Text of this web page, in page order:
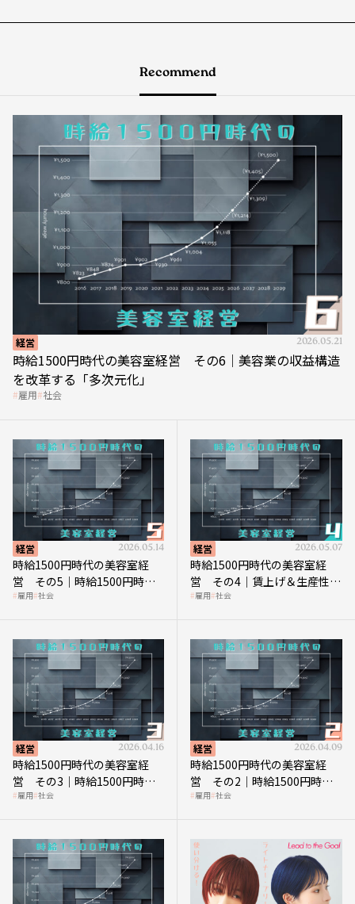
Recommend
経営 2026.05.21
時給1500円時代の美容室経営 その6｜美容業の収益構造
を改革する「多次元化」
雇用 社会
経営 2026.05.14
時給1500円時代の美容室経
営 その5｜時給1500円時代
の到来は美容業の収益構造を
雇用 社会
経営 2026.05.07
時給1500円時代の美容室経
営 その4｜賃上げ＆生産性向
上につなげる賢い助成金活用
雇用 社会
経営 2026.04.16
時給1500円時代の美容室経
営 その3｜時給1500円時
代、美容業はどのような影響
雇用 社会
経営 2026.04.09
時給1500円時代の美容室経
営 その2｜時給1500円時代
に支払う給与はいくらなのか
雇用 社会